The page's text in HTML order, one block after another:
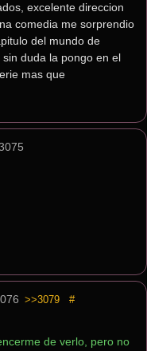
excelente direccion
comedia me sorprendio
del mundo de
duda la pongo en el
mas que
>>3079 #
de verlo, pero no